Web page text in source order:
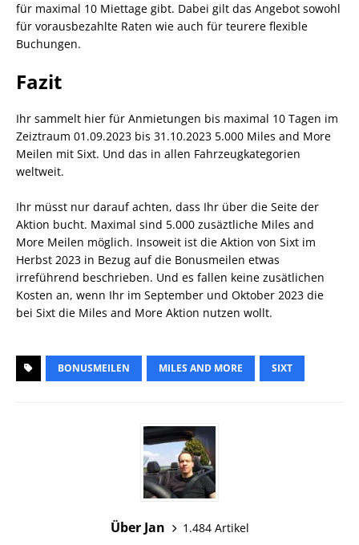
für maximal 10 Miettage gibt. Dabei gilt das Angebot sowohl
für vorausbezahlte Raten wie auch für teurere flexible
Buchungen.
Fazit
Ihr sammelt hier für Anmietungen bis maximal 10 Tagen im
Zeiztraum 01.09.2023 bis 31.10.2023 5.000 Miles and More
Meilen mit Sixt. Und das in allen Fahrzeugkategorien
weltweit.
Ihr müsst nur darauf achten, dass Ihr über die Seite der
Aktion bucht. Maximal sind 5.000 zusäztliche Miles and
More Meilen möglich. Insoweit ist die Aktion von Sixt im
Herbst 2023 in Bezug auf die Bonusmeilen etwas
irreführend beschrieben. Und es fallen keine zusätlichen
Kosten an, wenn Ihr im September und Oktober 2023 die
bei Sixt die Miles and More Aktion nutzen wollt.
BONUSMEILEN MILES AND MORE SIXT
Über Jan
1.484 Artikel